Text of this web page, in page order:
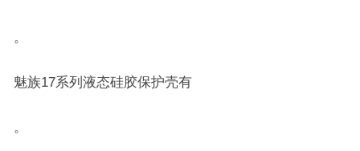
。
魅族17系列液态硅胶保护壳有
。